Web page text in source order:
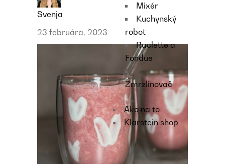
Mixér
Kuchynský
robot
Raclette a
Fondue
Zmrzlinovač
Ako na to
Klarstein shop
Svenja
23 februára, 2023